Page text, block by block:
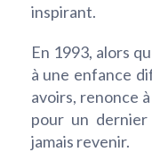
inspirant.
En 1993, alors
à une enfance
avoirs, renonce
pour un
jamais revenir.